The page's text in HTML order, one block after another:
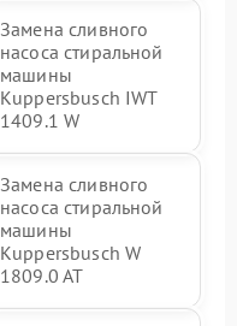
Замена сливного
насоса стиральной
машины
Kuppersbusch IWT
1409.1 W
Замена сливного
насоса стиральной
машины
Kuppersbusch W
1809.0 AT